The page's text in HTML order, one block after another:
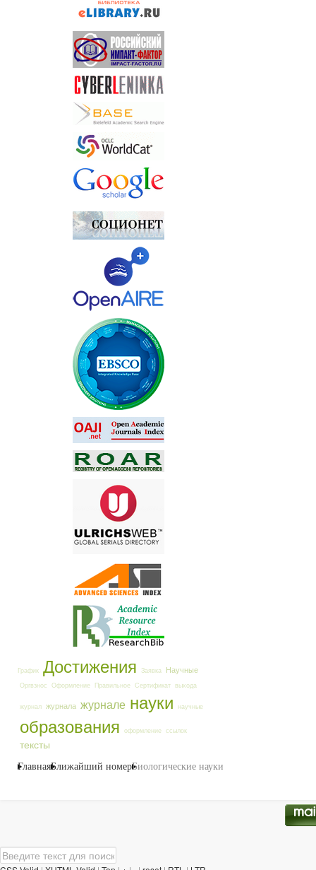
График Достижения Заявка Научные
Оргвзнос Оформление Правильное Сертификат выхода
журнал журнала журнале науки научные
образования оформление ссылок
тексты
ГлавнаяБлижайший номерБиологические науки